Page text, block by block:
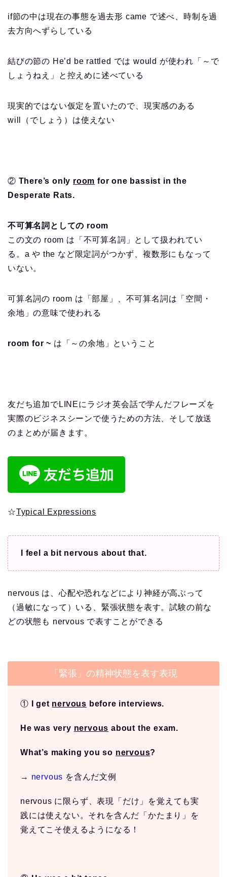
if節の中は現在の事態を過去形 came で述べ、時制を過
去方向へずらしている
結びの節の He’d be rattled では would が使われ「～で
しょうねえ」と控えめに述べている
現実的ではない仮定を置いたので、現実感のある
will（でしょう）は使えない
② There’s only room for one bassist in the
Desperate Rats.
不可算名詞としての room
この文の room は「不可算名詞」として扱われてい
る。a や the など限定詞がつかず、複数形にもなって
いない。
可算名詞の room は「部屋」、不可算名詞は「空間・
余地」の意味で使われる
room for ~ は「～の余地」ということ
友だち追加でLINEにラジオ英会話で学んだフレーズを
実際のビジネスシーンで使うための方法、そして放送
のまとめが届きます。
☆Typical Expressions
I feel a bit nervous about that.
nervous は、心配や恐れなどにより神経が高ぶって
（過敏になって）いる、緊張状態を表す。試験の前な
どの状態も nervous で表すことができる
「緊張」の精神状態を表す表現
① I get nervous before interviews.
He was very nervous about the exam.
What’s making you so nervous?
→ nervous を含んだ文例
nervous に限らず、表現「だけ」を覚えても実
践には使えない。それを含んだ「かたまり」を
覚えてこそ使えるようになる！